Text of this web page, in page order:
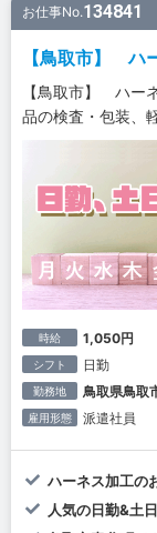
お仕事No.134841
【鳥取市】 ハ
【鳥取市】 ハー
品の検査・包装
時給 1,050円
シフト 日勤
勤務地 鳥取県鳥取
雇用形態 派遣社員
ハーネス加工の
人気の日勤&土